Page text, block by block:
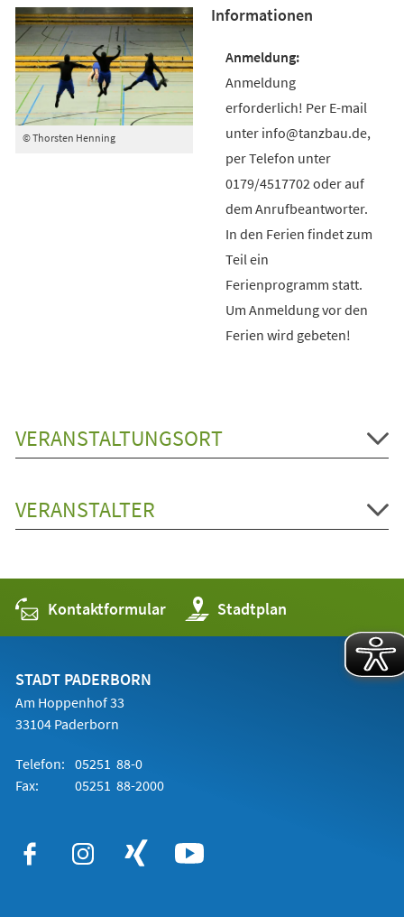
© Thorsten Henning
Informationen
Anmeldung
erforderlich! Per E-mail
unter info@tanzbau.de,
per Telefon unter
0179/4517702 oder auf
dem Anrufbeantworter.
In den Ferien findet zum
Teil ein
Ferienprogramm statt.
Um Anmeldung vor den
Ferien wird gebeten!
VERANSTALTUNGSORT
VERANSTALTER
Kontaktformular Stadtplan
(Öffnet
in
einem
STADT PADERBORN
Am Hoppenhof 33
33104 Paderborn
Telefon: 05251 88-0
Fax:
05251 88-2000